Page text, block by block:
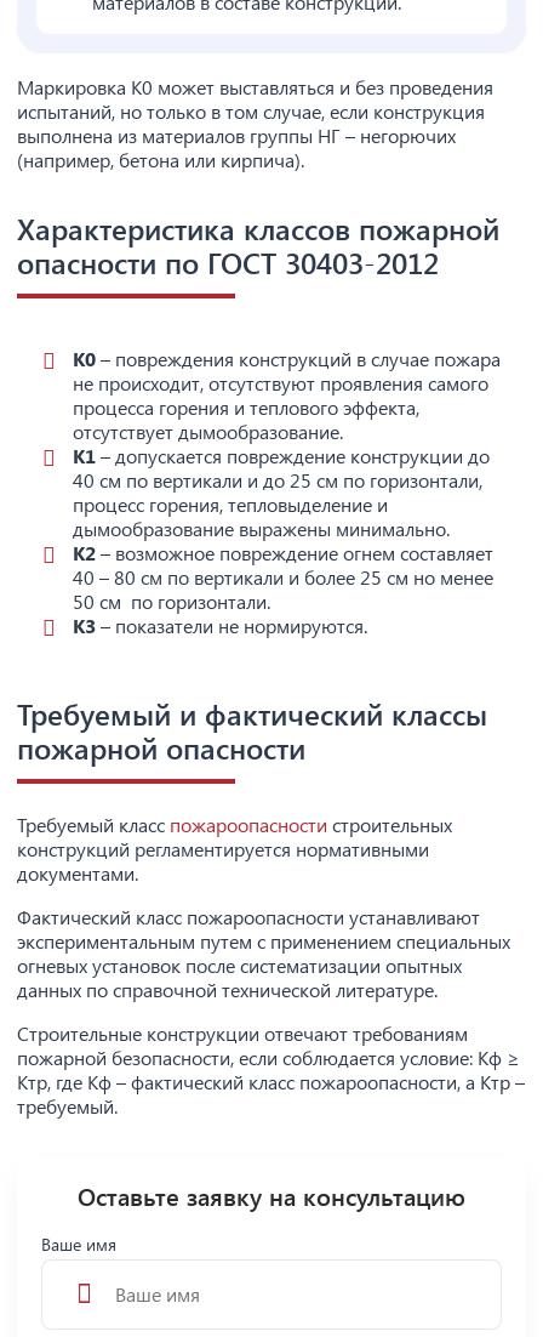
Маркировка К0 может выставляться и без проведения
испытаний, но только в том случае, если конструкция
выполнена из материалов группы НГ – негорючих
(например, бетона или кирпича).
Характеристика классов пожарной
опасности по ГОСТ 30403-2012
К0– повреждения конструкций в случае пожара
не происходит, отсутствуют проявления самого
процесса горения и теплового эффекта,
отсутствует дымообразование.
К1– допускается повреждение конструкции до
40 см по вертикали и до 25 см по горизонтали,
процесс горения, тепловыделение и
дымообразование выражены минимально.
К2– возможное повреждение огнем составляет
40 – 80 см по вертикали и более 25 см но менее
50 см по горизонтали.
К3– показатели не нормируются.
Требуемый и фактический классы
пожарной опасности
Требуемый класс пожароопасности строительных
конструкций регламентируется нормативными
документами.
Фактический класс пожароопасности устанавливают
экспериментальным путем с применением специальных
огневых установок после систематизации опытных
данных по справочной технической литературе.
Строительные конструкции отвечают требованиям
пожарной безопасности, если соблюдается условие: Кф ≥
Ктр, где Кф – фактический класс пожароопасности, а Ктр –
требуемый.
Оставьте заявку на консультацию
Ваше имя